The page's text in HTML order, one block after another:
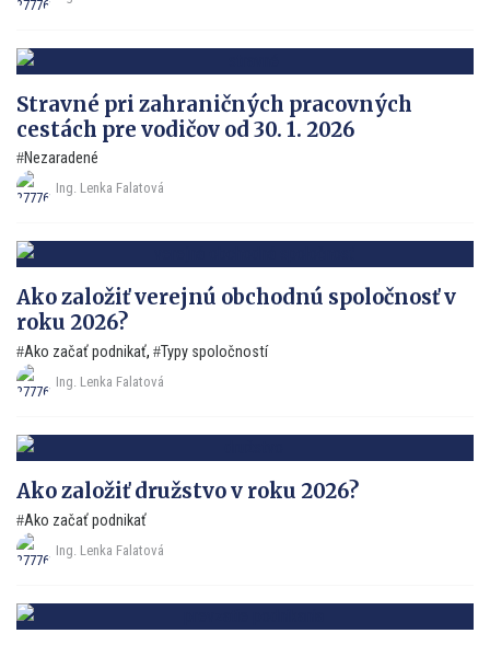
Stravné pri zahraničných pracovných
cestách pre vodičov od 30. 1. 2026
Nezaradené
Ing. Lenka Falatová
Ako založiť verejnú obchodnú spoločnosť v
roku 2026?
Ako začať podnikať, Typy spoločností
Ing. Lenka Falatová
Ako založiť družstvo v roku 2026?
Ako začať podnikať
Ing. Lenka Falatová